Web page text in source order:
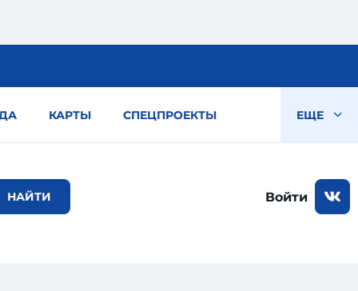
КАРТЫ СПЕЦПРОЕКТЫ ЕЩЕ
Войти